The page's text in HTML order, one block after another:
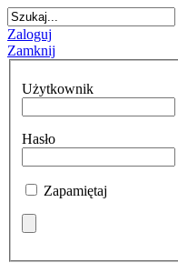
Zaloguj
Zamknij
Użytkownik
Hasło
Zapamiętaj